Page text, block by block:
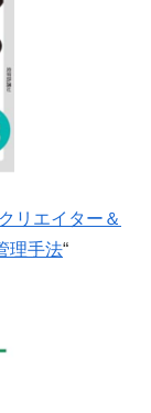
リエイター＆
理手法“